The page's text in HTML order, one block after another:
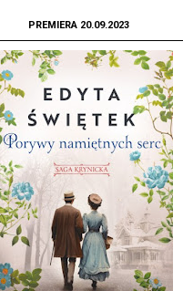
PREMIERA 20.09.2023